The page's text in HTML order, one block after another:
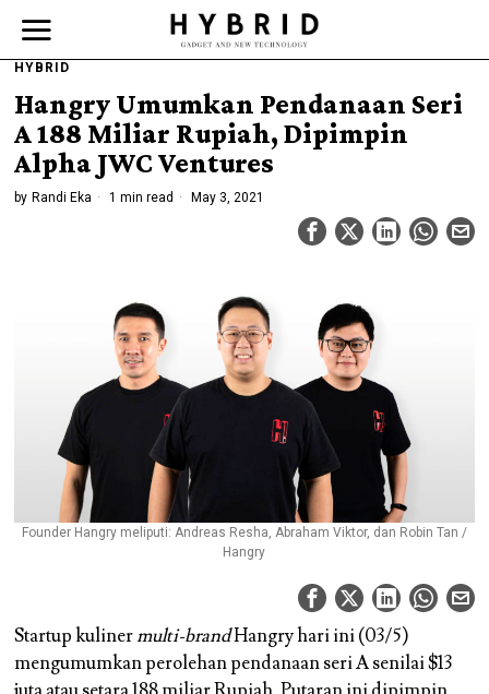
HYBRID
Hangry Umumkan Pendanaan Seri
A 188 Miliar Rupiah, Dipimpin
Alpha JWC Ventures
by Randi Eka 1 min read May 3, 2021
Founder Hangry meliputi: Andreas Resha, Abraham Viktor, dan Robin Tan /
Hangry
Startup kulinermulti-brandHangry hari ini (03/5)
mengumumkan perolehan pendanaan seri A senilai $13